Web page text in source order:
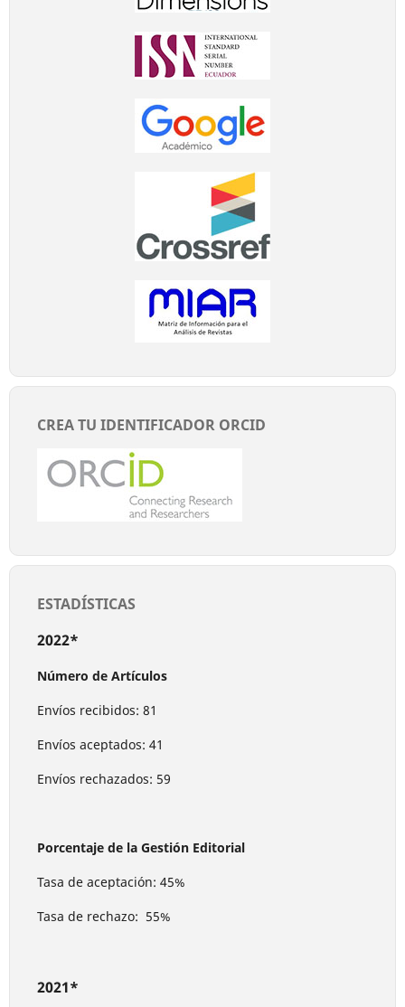
CREA TU IDENTIFICADOR ORCID
ESTADÍSTICAS
2022*
Número de Artículos
Envíos recibidos: 81
Envíos aceptados: 41
Envíos rechazados: 59
Porcentaje de la Gestión Editorial
Tasa de aceptación: 45%
Tasa de rechazo: 55%
2021*